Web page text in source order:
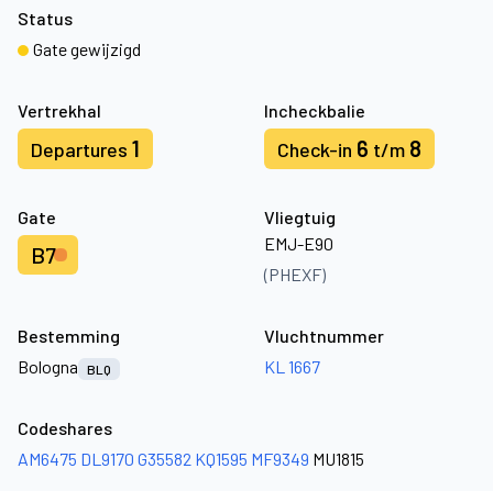
Vertrekhal
Departures 1
Incheckbalie
Check-in 6 t/m 8
Gate
B7
Vliegtuig
EMJ-E90
(PHEXF)
Status
Gate gewijzigd
Bestemming
Bologna
BLQ
Vluchtnummer
KL 1667
Codeshares
AM6475 DL9170 G35582 KQ1595 MF9349 MU1815